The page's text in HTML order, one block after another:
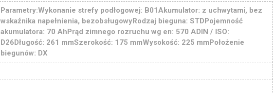
Parametry:Wykonanie strefy podłogowej: B01Akumulator: z uchwytami, bez
wskaźnika napełnienia, bezobsługowyRodzaj bieguna: STDPojemność
akumulatora: 70 AhPrąd zimnego rozruchu wg en: 570 ADIN / ISO:
D26Długość: 261 mmSzerokość: 175 mmWysokość: 225 mmPołożenie
biegunów: DX